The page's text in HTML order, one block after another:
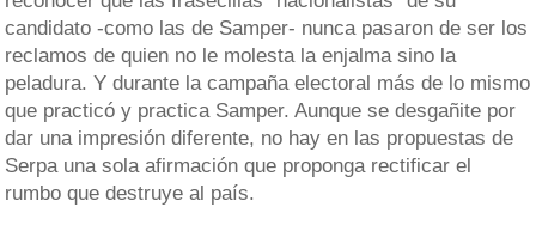
candidato -como las de Samper- nunca pasaron de ser los
reclamos de quien no le molesta la enjalma sino la
peladura. Y durante la campaña electoral más de lo mismo
que practicó y practica Samper. Aunque se desgañite por
dar una impresión diferente, no hay en las propuestas de
Serpa una sola afirmación que proponga rectificar el
rumbo que destruye al país.